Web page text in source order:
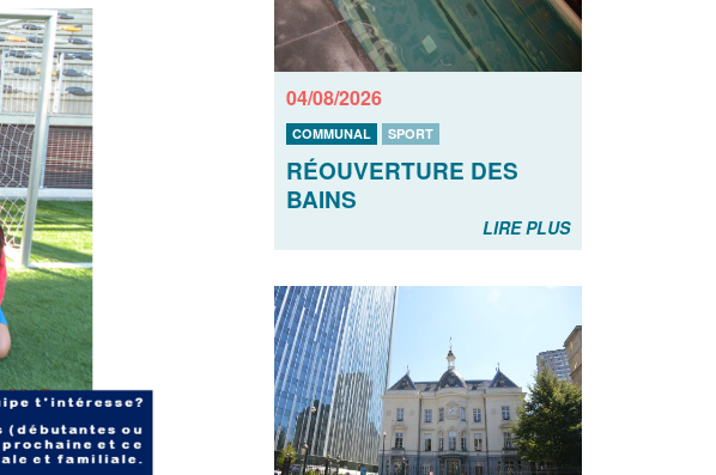
04/08/2026
COMMUNAL SPORT
RÉOUVERTURE DES
BAINS
LIRE PLUS